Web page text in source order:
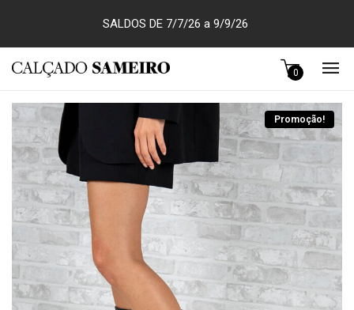
SALDOS DE 7/7/26 a 9/9/26
0
Promoção!